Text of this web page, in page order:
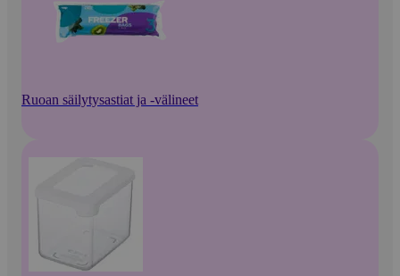
Ruoan säilytysastiat ja -välineet